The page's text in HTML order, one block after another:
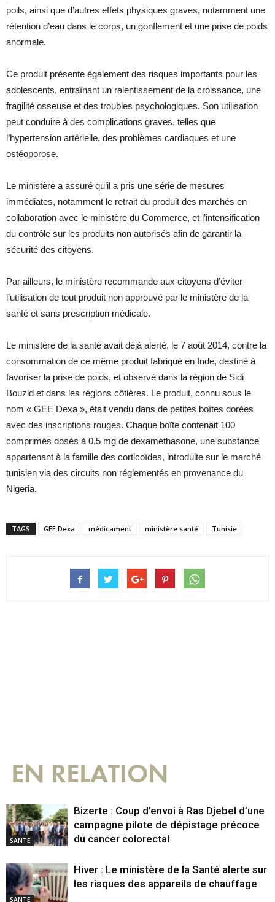
poils, ainsi que d’autres effets physiques graves, notamment une
rétention d’eau dans le corps, un gonflement et une prise de poids
anormale.
Ce produit présente également des risques importants pour les
adolescents, entraînant un ralentissement de la croissance, une
fragilité osseuse et des troubles psychologiques. Son utilisation
peut conduire à des complications graves, telles que
l’hypertension artérielle, des problèmes cardiaques et une
ostéoporose.
Le ministère a assuré qu’il a pris une série de mesures
immédiates, notamment le retrait du produit des marchés en
collaboration avec le ministère du Commerce, et l’intensification
du contrôle sur les produits non autorisés afin de garantir la
sécurité des citoyens.
Par ailleurs, le ministère recommande aux citoyens d’éviter
l’utilisation de tout produit non approuvé par le ministère de la
santé et sans prescription médicale.
Le ministère de la santé avait déjà alerté, le 7 août 2014, contre la
consommation de ce même produit fabriqué en Inde, destiné à
favoriser la prise de poids, et observé dans la région de Sidi
Bouzid et dans les régions côtières. Le produit, connu sous le
nom « GEE Dexa », était vendu dans de petites boîtes dorées
avec des inscriptions rouges. Chaque boîte contenait 100
comprimés dosés à 0,5 mg de dexaméthasone, une substance
appartenant à la famille des corticoïdes, introduite sur le marché
tunisien via des circuits non réglementés en provenance du
Nigeria.
TAGS GEE Dexa médicament ministère santé Tunisie
EN RELATION
SANTE
Bizerte : Coup d’envoi à Ras Djebel d’une
campagne pilote de dépistage précoce
du cancer colorectal
SANTE
Hiver : Le ministère de la Santé alerte sur
les risques des appareils de chauffage